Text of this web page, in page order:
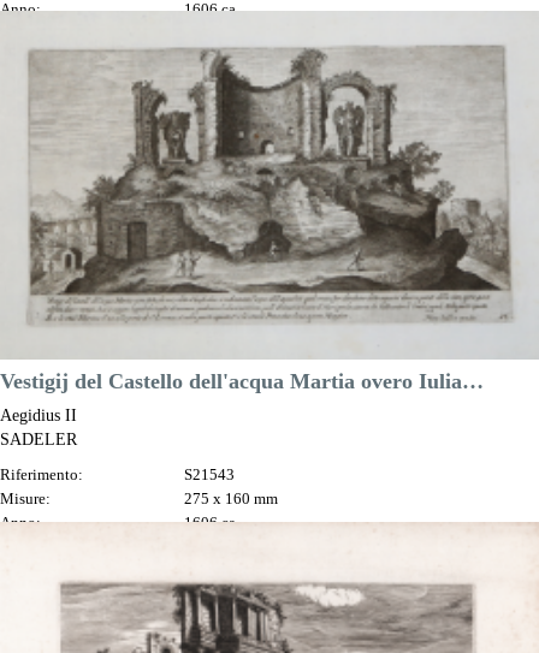
Anno:
1606 ca.
Prezzo
130,00 €
DESCRIZIONE
Vestigij del Castello dell'acqua Martia overo Iulia…
Aegidius II
SADELER
Riferimento:
S21543
Misure:
275 x 160 mm
Anno:
1606 ca.
Anteprima